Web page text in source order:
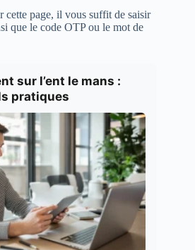
cette page, il vous suffit de saisir
que le code OTP ou le mot de
sur l’ent le mans :
pratiques